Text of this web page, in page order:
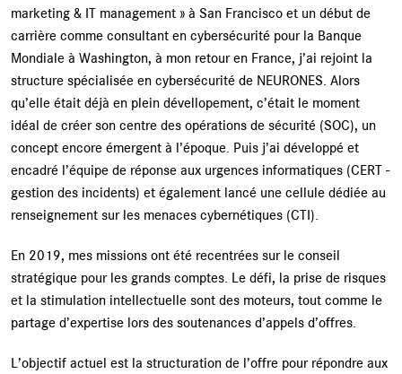
marketing & IT management » à San Francisco et un début de
carrière comme consultant en cybersécurité pour la Banque
Mondiale à Washington, à mon retour en France, j’ai rejoint la
structure spécialisée en cybersécurité de NEURONES. Alors
qu’elle était déjà en plein dévellopement, c’était le moment
idéal de créer son centre des opérations de sécurité (SOC), un
concept encore émergent à l’époque. Puis j’ai développé et
encadré l’équipe de réponse aux urgences informatiques (CERT -
gestion des incidents) et également lancé une cellule dédiée au
renseignement sur les menaces cybernétiques (CTI).
En 2019, mes missions ont été recentrées sur le conseil
stratégique pour les grands comptes. Le défi, la prise de risques
et la stimulation intellectuelle sont des moteurs, tout comme le
partage d’expertise lors des soutenances d’appels d’offres.
L’objectif actuel est la structuration de l’offre pour répondre aux